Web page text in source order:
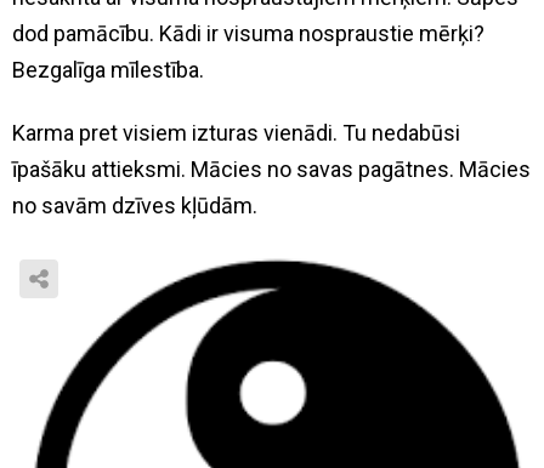
dod pamācību. Kādi ir visuma nospraustie mērķi?
Bezgalīga mīlestība.
Karma pret visiem izturas vienādi. Tu nedabūsi
īpašāku attieksmi. Mācies no savas pagātnes. Mācies
no savām dzīves kļūdām.